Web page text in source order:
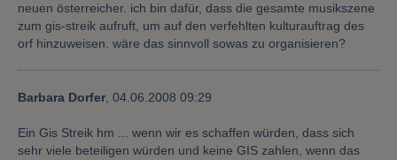
neuen österreicher. ich bin dafür, dass die gesamte musikszene
zum gis-streik aufruft, um auf den verfehlten kulturauftrag des
orf hinzuweisen. wäre das sinnvoll sowas zu organisieren?
Barbara Dorfer, 04.06.2008 09:29
Ein Gis Streik hm ... wenn wir es schaffen würden, dass sich
sehr viele beteiligen würden und keine GIS zahlen, wenn das